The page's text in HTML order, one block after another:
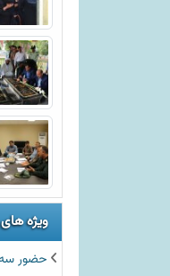
ویژه
حضور سه